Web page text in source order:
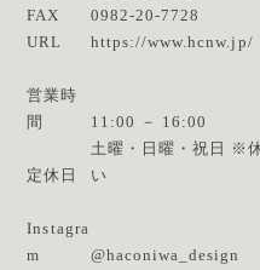
FAX
0982-20-7728
URL
https://www.hcnw.jp/
営業時
間
11:00 － 16:00
定休日
土曜・日曜・祝日 ※
い
Instagra
m
@haconiwa_design